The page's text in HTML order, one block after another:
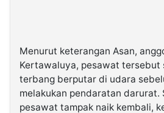
Menurut keterangan Asan,
Kertawaluya, pesawat tersebut
terbang berputar di udara
melakukan pendaratan darurat.
pesawat tampak naik kembali,